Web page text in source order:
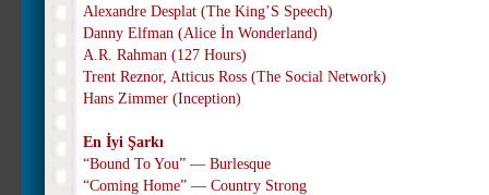
Alexandre Desplat (The King’S Speech)
Danny Elfman (Alice İn Wonderland)
A.R. Rahman (127 Hours)
Trent Reznor, Atticus Ross (The Social Network)
Hans Zimmer (Inception)
En İyi Şarkı
“Bound To You” — Burlesque
“Coming Home” — Country Strong